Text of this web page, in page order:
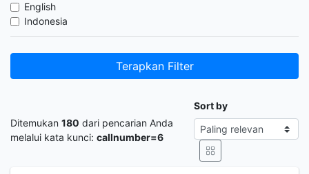
English
Indonesia
Terapkan Filter
Ditemukan 180 dari pencarian Anda
melalui kata kunci: callnumber=6
Sort by